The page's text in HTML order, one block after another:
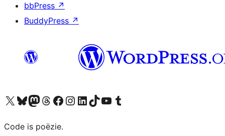
bbPress ↗
BuddyPress ↗
Bezoek ons X (voorheen Twitter) account
Bezoek ons Bluesky account
Bezoek ons Mastodon account
Bezoek ons Threads account
Onze Facebook pagina bezoeken
Bezoek ons Instagram account
Bezoek ons LinkedIn account
Bezoek ons TikTok account
Bezoek ons YouTube kanaalBezoek ons Tumblr account
Code is poëzie.